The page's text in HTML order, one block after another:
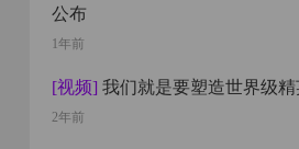
公布
1年前
[视频] 我们就是要塑造世界级精
2年前